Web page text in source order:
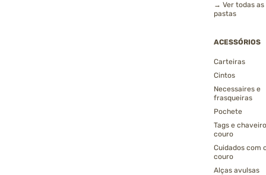
→ Ver todas as
pastas
ACESSÓRIOS
Carteiras
Cintos
Necessaires e
frasqueiras
Pochete
Tags e
couro
Cuidados com
couro
Alças avulsas